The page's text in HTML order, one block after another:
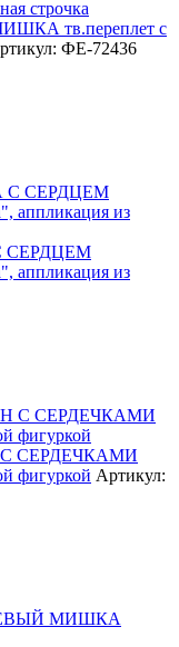
тв.переплет с
ФЕ-72436
СЕРДЦЕМ
аппликация из
С СЕРДЕЧКАМИ
фигуркой Артикул: